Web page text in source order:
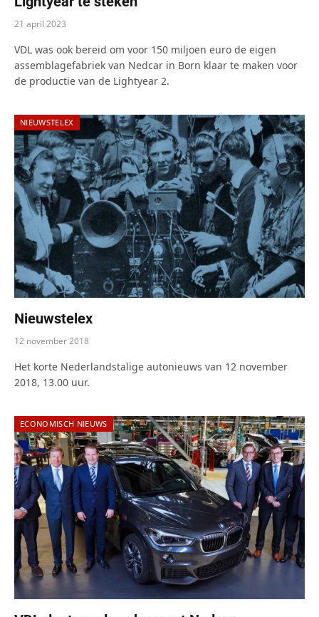
21 april 2023
VDL was ook bereid om voor 150 miljoen euro de eigen
assemblagefabriek van Nedcar in Born klaar te maken voor
de productie van de Lightyear 2.
NIEUWSTELEX
Nieuwstelex
12 november 2018
Het korte Nederlandstalige autonieuws van 12 november
2018, 13.00 uur.
ECONOMISCH NIEUWS